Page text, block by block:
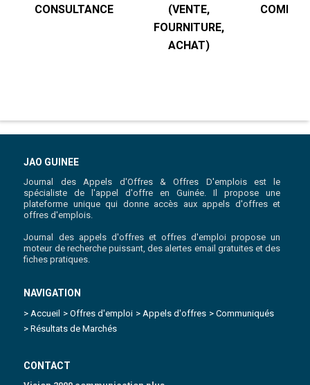
CONSULTANCE
(VENTE,
FOURNITURE,
ACHAT)
JAO GUINEE
Journal des Appels d'Offres & Offres D'emplois est le
spécialiste de l'appel d'offre en Guinée. Il propose une
plateforme unique qui donne accès aux appels d'offres et
offres d'emplois.
Journal des appels d'offres et offres d'emploi propose un
moteur de recherche puissant, des alertes email gratuites et des
fiches pratiques.
NAVIGATION
> Accueil > Offres d'emploi > Appels d'offres > Communiqués
> Résultats de Marchés
CONTACT